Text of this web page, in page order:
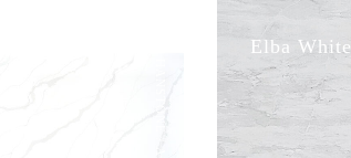
Elba White